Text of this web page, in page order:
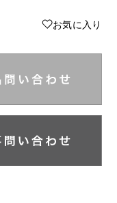
♥お気に入り